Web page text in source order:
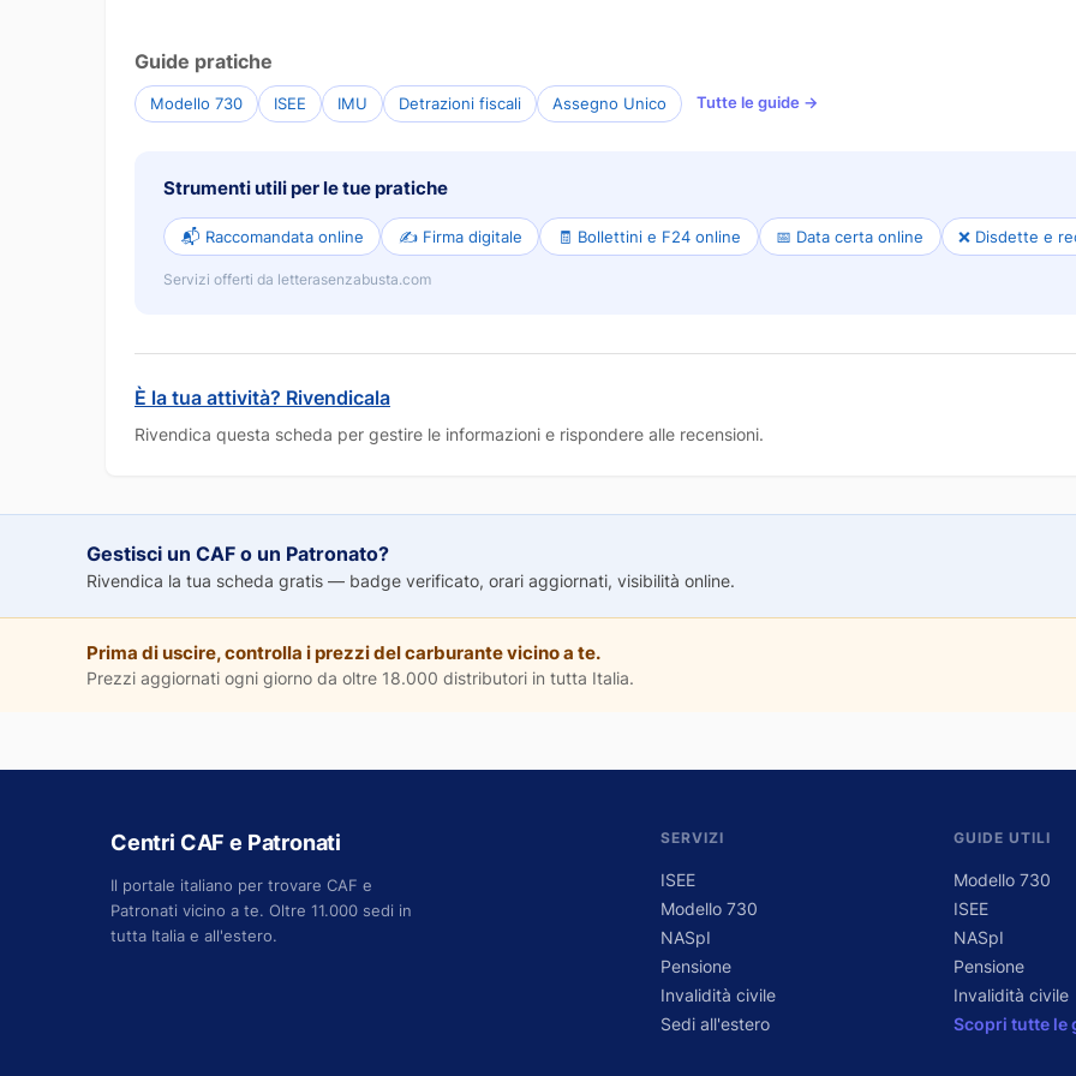
Guide pratiche
Modello 730 ISEE IMU Detrazioni fiscali Assegno Unico Tutte le guide →
Strumenti utili per le tue pratiche
📬 Raccomandata online ✍️ Firma digitale 🧾 Bollettini e F24 online 📅 Data certa online ❌ Disdette e
Servizi offerti da letterasenzabusta.com
È la tua attività? Rivendicala
Rivendica questa scheda per gestire le informazioni e rispondere alle recensioni.
Gestisci un CAF o un Patronato?
Rivendica la tua scheda gratis — badge verificato, orari aggiornati, visibilità online.
Prima di uscire, controlla i prezzi del carburante vicino a te.
Prezzi aggiornati ogni giorno da oltre 18.000 distributori in tutta Italia.
Centri CAF e Patronati
Il portale italiano per trovare CAF e
Patronati vicino a te. Oltre 11.000 sedi in
tutta Italia e all'estero.
SERVIZI
ISEE
Modello 730
NASpI
Pensione
Invalidità civile
Sedi all'estero
GUIDE UTILI
Modello 730
ISEE
NASpI
Pensione
Invalidità civile
Scopri tutte le